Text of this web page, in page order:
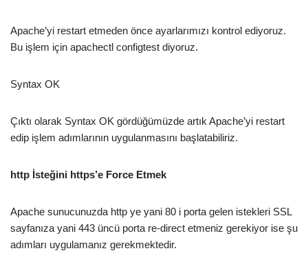
Apache’yi restart etmeden önce ayarlarımızı kontrol ediyoruz.
Bu işlem için apachectl configtest diyoruz.
Syntax OK
Çıktı olarak Syntax OK gördüğümüzde artık Apache’yi restart
edip işlem adımlarının uygulanmasını başlatabiliriz.
http İsteğini https’e Force Etmek
Apache sunucunuzda http ye yani 80 i porta gelen istekleri SSL
sayfanıza yani 443 üncü porta re-direct etmeniz gerekiyor ise şu
adımları uygulamanız gerekmektedir.